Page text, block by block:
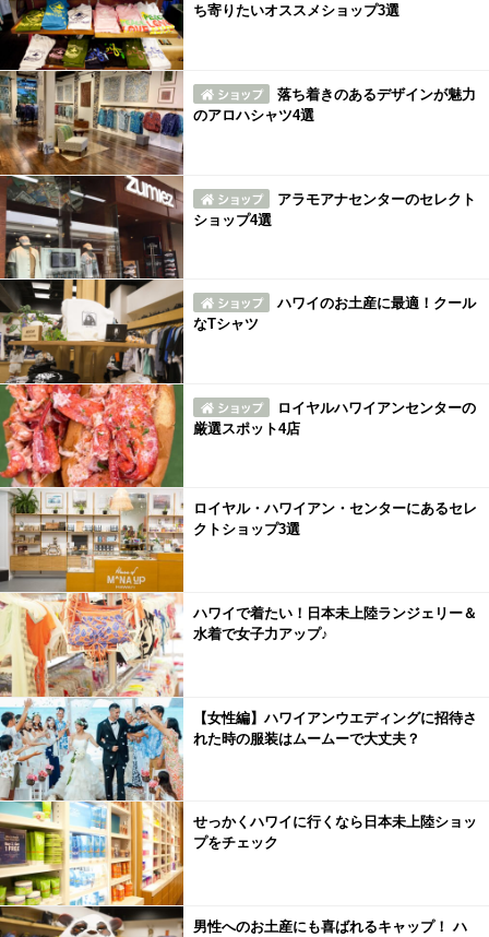
ち寄りたいオススメショップ3選
落ち着きのあるデザインが魅力
のアロハシャツ4選
アラモアナセンターのセレクト
ショップ4選
ハワイのお土産に最適！クール
なTシャツ
ロイヤルハワイアンセンターの
厳選スポット4店
ロイヤル・ハワイアン・センターにあるセレ
クトショップ3選
ハワイで着たい！日本未上陸ランジェリー＆
水着で女子力アップ♪
【女性編】ハワイアンウエディングに招待さ
れた時の服装はムームーで大丈夫？
せっかくハワイに行くなら日本未上陸ショッ
プをチェック
男性へのお土産にも喜ばれるキャップ！ ハ